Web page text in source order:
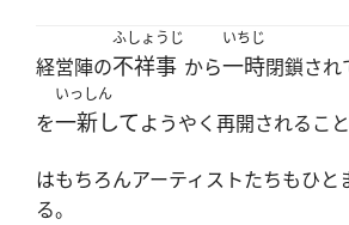
経営陣の
ふしょうじ
不祥事 から
いちじ
一時閉鎖され
を
いっしん
一新してようやく再開されるこ
はもちろんアーティストたちもひと
る。